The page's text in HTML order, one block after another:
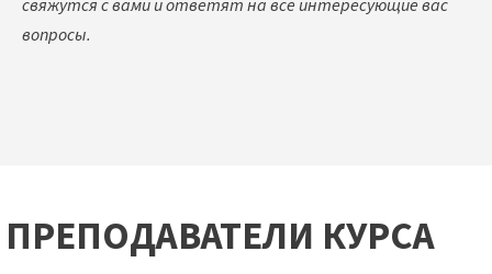
свяжутся с вами и ответят на все интересующие вас
вопросы.
ПРЕПОДАВАТЕЛИ КУРСА